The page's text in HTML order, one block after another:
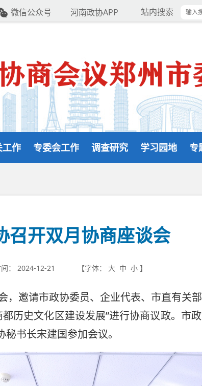
微信公众号 河南政协APP 站内搜索
工作 专委会工作 调查研究 学习园地 专
召开双月协商座谈会
： 2024-12-21 【字体： 大 中 小 】
邀请市政协委员、企业代表、市直有关
历史文化区建设发展”进行协商议政。市
书长宋建国参加会议。